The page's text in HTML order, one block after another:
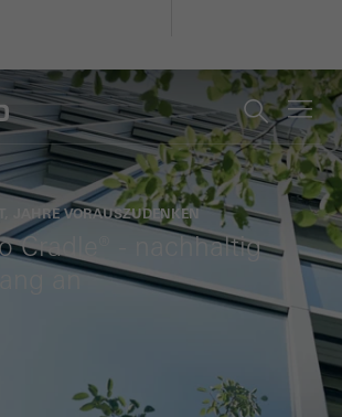
JAHRE VORAUSZUDENKEN
Cradle® - nachhaltig
an